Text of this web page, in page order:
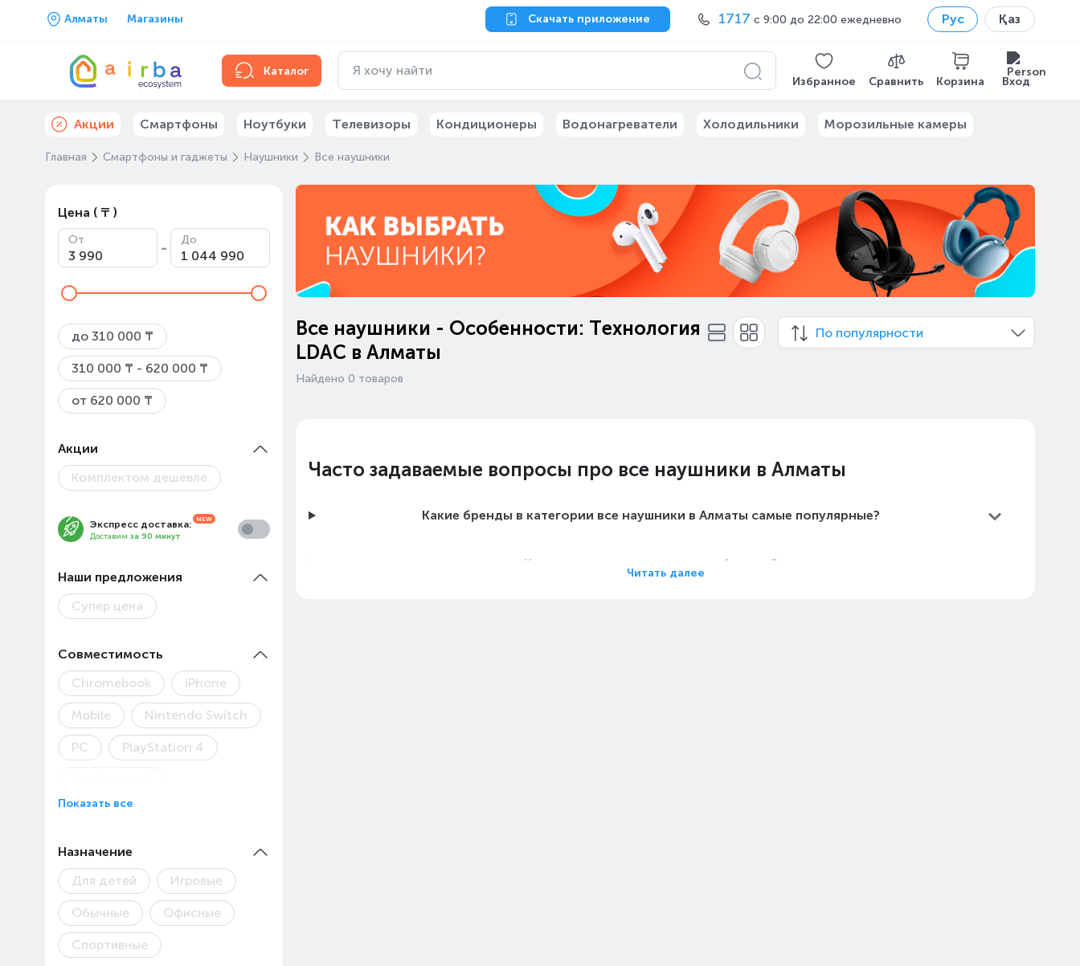
Алматы Магазины Скачать приложение 1717 с 9:00 до 22:00 ежедневно Рус Қаз
Каталог
Избранное Сравнить Корзина Вход
Акции Смартфоны Ноутбуки Телевизоры Кондиционеры Водонагреватели Холодильники Морозильные камеры
Главная Смартфоны и гаджеты Наушники Все наушники
Цена ( ₸ )
От - До
до 310 000 ₸
310 000 ₸ - 620 000 ₸
от 620 000 ₸
Акции
Комплектом дешевле
Экспресс доставка:
Доставим за 90 минут
Наши предложения
Супер цена
Совместимость
Chromebook
iPhone
Mobile Nintendo Switch
PC PlayStation 4
Steam Deck
Показать все
Назначение
Для детей
Игровые
Обычные Офисные
Спортивные
Все наушники - Особенности: Технология
LDAC в Алматы
Найдено 0 товаров
По популярности
Часто задаваемые вопросы про все наушники в Алматы
Какие бренды в категории все наушники в Алматы самые популярные?
Какие цены на все наушники в Алматы?
Читать далее